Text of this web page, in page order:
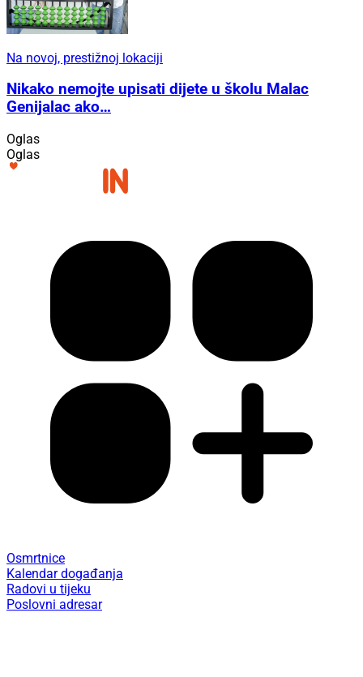
Na novoj, prestižnoj lokaciji
Nikako nemojte upisati dijete u školu Malac
Genijalac ako…
Oglas
Oglas
Osmrtnice
Kalendar događanja
Radovi u tijeku
Poslovni adresar